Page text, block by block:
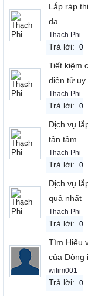
Lắp ráp
đa
Thạch Phi
Trả lời: 0
Tiết kiệm
điện tử uy
Thạch Phi
Trả lời: 0
Dịch vụ
tận tâm
Thạch Phi
Trả lời: 0
Dịch vụ
quả nhất
Thạch Phi
Trả lời: 0
Tìm Hiểu
của Dòng
wifim001
Trả lời: 0